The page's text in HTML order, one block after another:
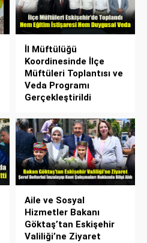
İl Müftülüğü
Koordinesinde İlçe
Müftüleri Toplantısı ve
Veda Programı
Gerçekleştirildi
Aile ve Sosyal
Hizmetler Bakanı
Göktaş’tan Eskişehir
Valiliği’ne Ziyaret